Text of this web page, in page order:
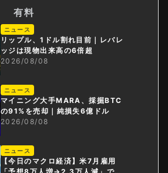
有料
ニュース
リップル、1ドル割れ目前｜レバレ
ッジは現物出来高の6倍超
2026/08/08
ニュース
マイニング大手MARA、採掘BTC
の91%を売却｜純損失6億ドル
2026/08/08
ニュース
【今日のマクロ経済】米7月雇用